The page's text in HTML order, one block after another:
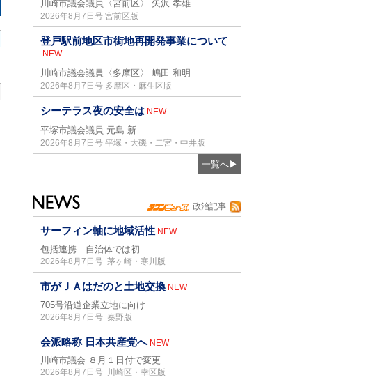
川崎市議会議員〈宮前区〉 矢沢 孝雄
2026年8月7日号 宮前区版
登戸駅前地区市街地再開発事業について
NEW
川崎市議会議員〈多摩区〉 嶋田 和明
2026年8月7日号 多摩区・麻生区版
シーテラス夜の安全は NEW
平塚市議会議員 元島 新
2026年8月7日号 平塚・大磯・二宮・中井版
一覧へ▶
政治記事
サーフィン軸に地域活性 NEW
包括連携 自治体では初
2026年8月7日号 茅ヶ崎・寒川版
市がＪＡはだのと土地交換 NEW
705号沿道企業立地に向け
2026年8月7日号 秦野版
会派略称 日本共産党へ NEW
川崎市議会 ８月１日付で変更
2026年8月7日号 川崎区・幸区版